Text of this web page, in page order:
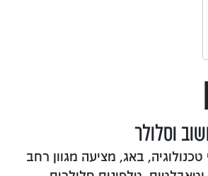
וסלולר
באג, מציעה מגוון רחב